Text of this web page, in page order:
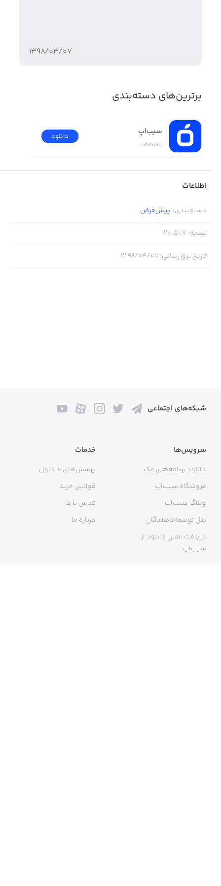
۱۳۹۸/۰۳/۰۷
برترین‌های دسته‌بندی
سیب‌اپ
پیش‌فرض
دانلود
اطلاعات
دسته‌بندی: پیش‌فرض
نسخه:
20.51.7
تاریخ بروزرسانی:۱۳۹۶/۰۴/۰۷
شبکه‌های اجتماعی
سرویس‌ها
دانلود برنامه‌های مک
فروشگاه سیب‌اپ
وبلاگ سیب‌اپ
پنل توسعه‌دهندگان
دریافت نشان دانلود از
سیب‌اپ
خدمات
پرسش‌های متداول
قوانین خرید
تماس با ما
درباره ما